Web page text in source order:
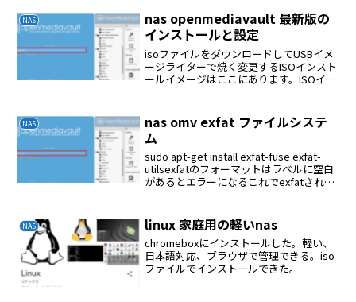
NAS
nas openmediavault 最新版の
インストールと設定
isoファイルをダウンロードしてUSBイメ
ージライターで焼く変更するISOインスト
ールイメージはここにあります。ISOイメ
ックを作成することもできます...
NAS
nas omv exfat ファイルシステ
ム
sudo apt-get install exfat-fuse exfat-
utilsexfatのフォーマットはラベルに空白
があるとエラーになるこれでexfatされた
NAS linux 家庭用の軽いnas
chromeboxにインストールした。軽い、
日本語対応、ブラウザで管理できる。iso
ファイルでインストールできた。